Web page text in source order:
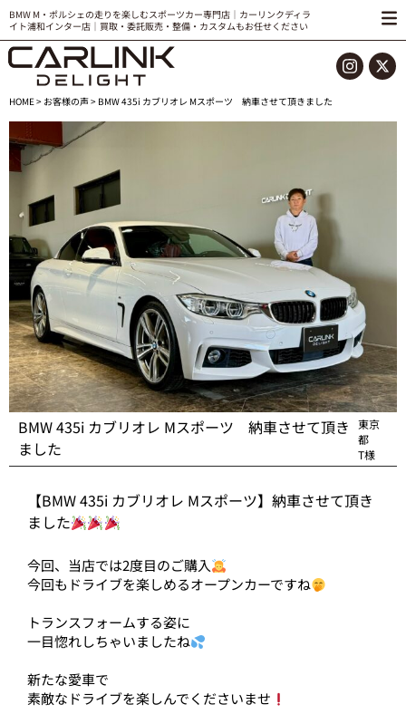
BMW M・ポルシェの走りを楽しむスポーツカー専門店｜カーリンクディラ
イト浦和インター店｜買取・委託販売・整備・カスタムもお任せください
HOME> お客様の声> BMW 435i カブリオレ Mスポーツ 納車させて頂きました
BMW 435i カブリオレ Mスポーツ 納車させて頂き
ました
東京
都
T様
【BMW 435i カブリオレ Mスポーツ】納車させて頂き
ました
今回、当店では2度目のご購入
今回もドライブを楽しめるオープンカーですね
トランスフォームする姿に
一目惚れしちゃいましたね
新たな愛車で
素敵なドライブを楽しんでくださいませ